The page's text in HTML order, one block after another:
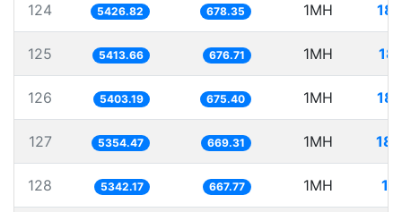
124 5426.82 678.35 1MH
125 5413.66 676.71 1MH
126 5403.19 675.40 1MH
127 5354.47 669.31 1MH
128 5342.17 667.77 1MH